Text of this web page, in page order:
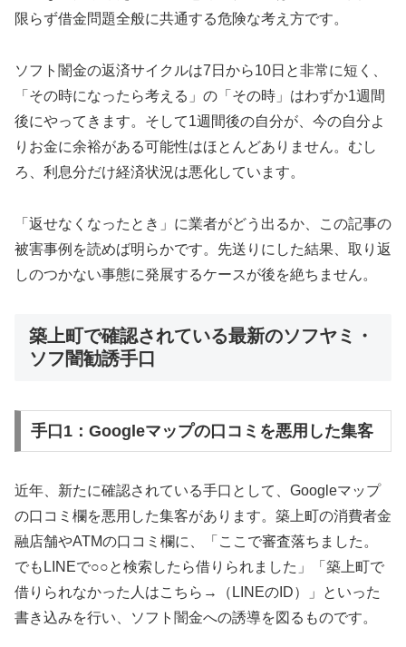
限らず借金問題全般に共通する危険な考え方です。
ソフト闇金の返済サイクルは7日から10日と非常に短く、
「その時になったら考える」の「その時」はわずか1週間
後にやってきます。そして1週間後の自分が、今の自分よ
りお金に余裕がある可能性はほとんどありません。むし
ろ、利息分だけ経済状況は悪化しています。
「返せなくなったとき」に業者がどう出るか、この記事の
被害事例を読めば明らかです。先送りにした結果、取り返
しのつかない事態に発展するケースが後を絶ちません。
築上町で確認されている最新のソフヤミ・
ソフ闇勧誘手口
手口1：Googleマップの口コミを悪用した集客
近年、新たに確認されている手口として、Googleマップ
の口コミ欄を悪用した集客があります。築上町の消費者金
融店舗やATMの口コミ欄に、「ここで審査落ちました。
でもLINEで○○と検索したら借りられました」「築上町で
借りられなかった人はこちら→（LINEのID）」といった
書き込みを行い、ソフト闇金への誘導を図るものです。